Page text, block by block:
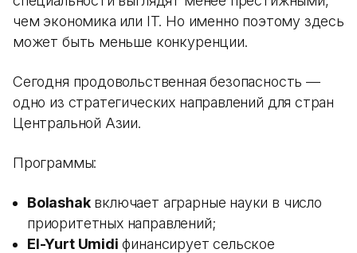
чем экономика или IT. Но именно поэтому здесь
может быть меньше конкуренции.
Сегодня продовольственная безопасность —
одно из стратегических направлений для стран
Центральной Азии.
Программы:
Bolashakвключает аграрные науки в число
приоритетных направлений;
El-Yurt Umidi финансирует сельское